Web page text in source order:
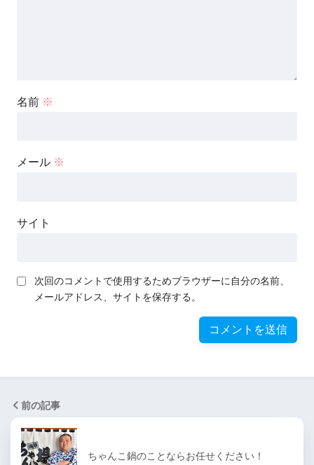
名前 ※
メール ※
サイト
次回のコメントで使用するためブラウザーに自分の名前、
メールアドレス、サイトを保存する。
前の記事
ちゃんこ鍋のことならお任せください！